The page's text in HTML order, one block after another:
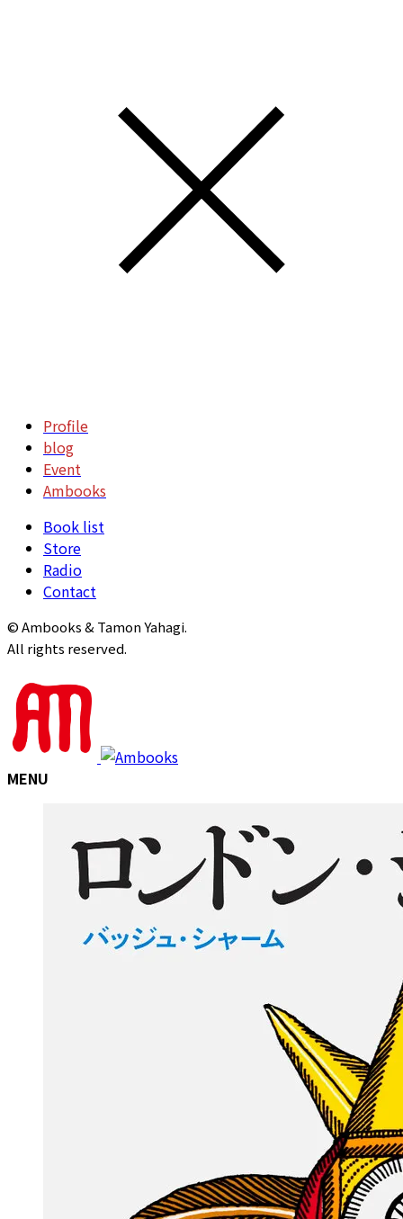
Profile
blog
Event
Ambooks
Book list
Store
Radio
Contact
© Ambooks & Tamon Yahagi.
All rights reserved.
MENU